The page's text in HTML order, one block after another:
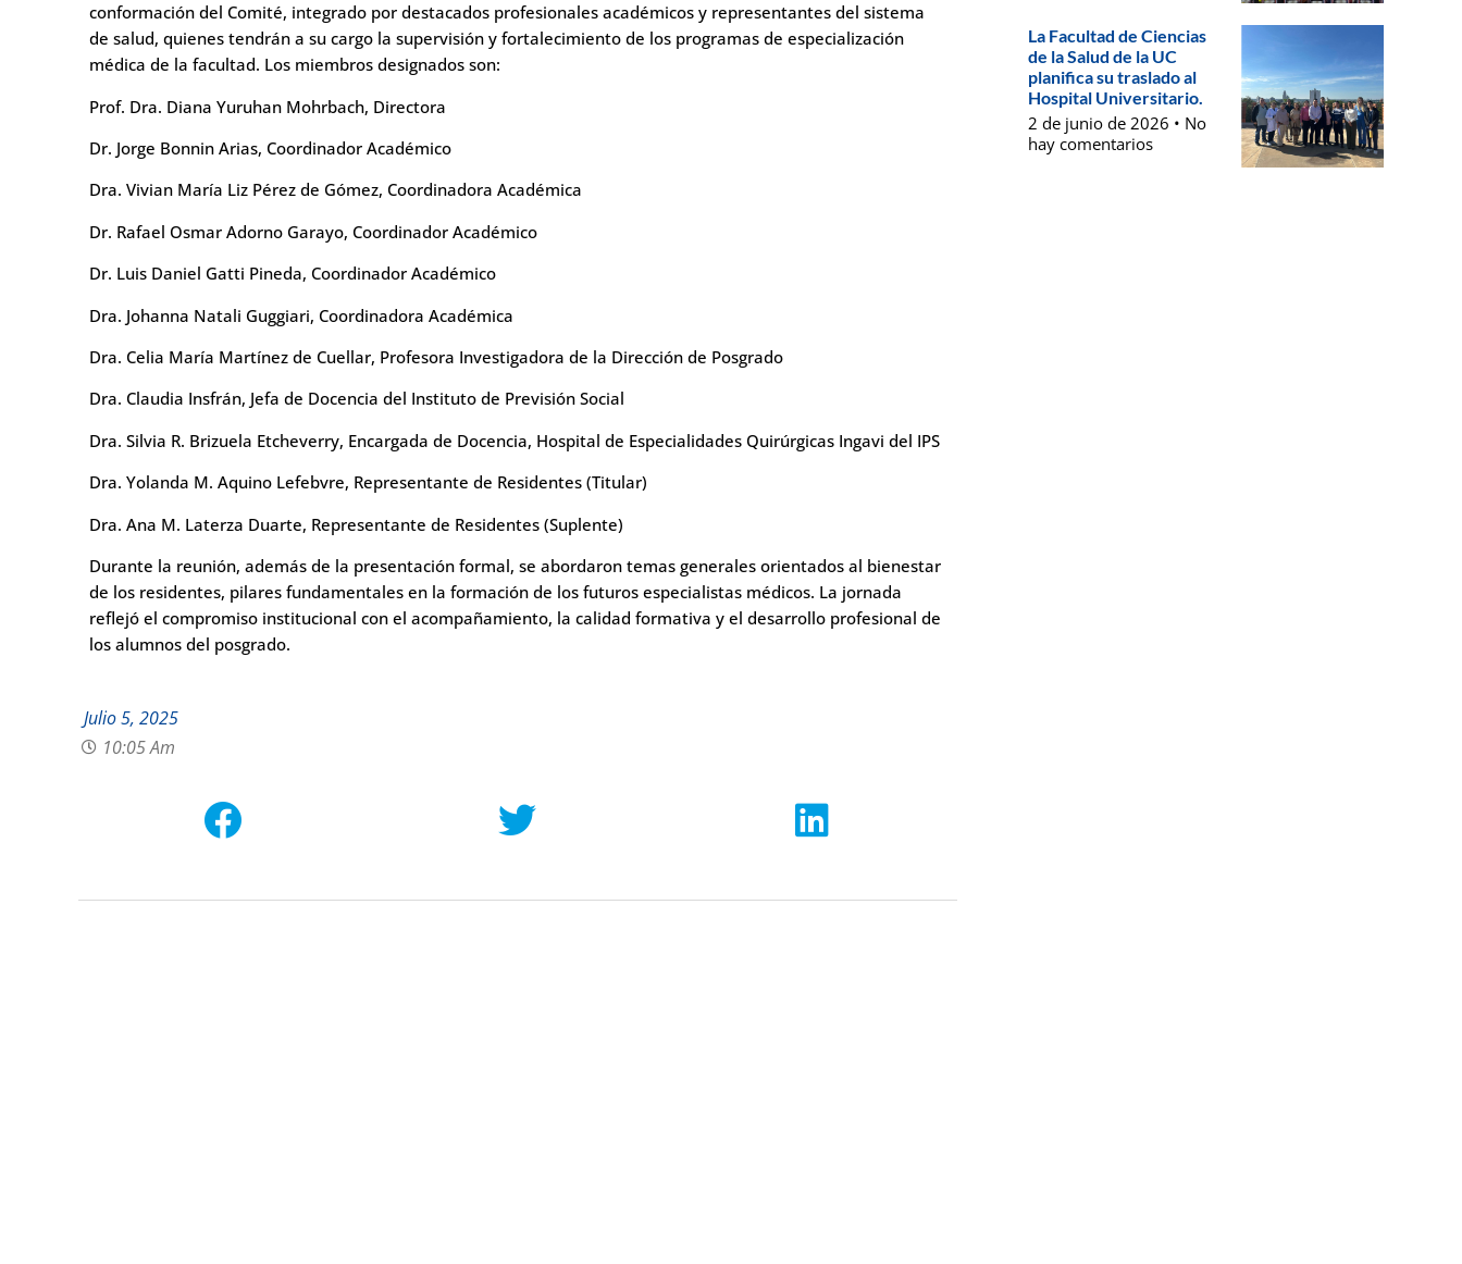
conformación del Comité, integrado por destacados profesionales académicos y representantes del sistema
de salud, quienes tendrán a su cargo la supervisión y fortalecimiento de los programas de especialización
médica de la facultad. Los miembros designados son:
Prof. Dra. Diana Yuruhan Mohrbach, Directora
Dr. Jorge Bonnin Arias, Coordinador Académico
Dra. Vivian María Liz Pérez de Gómez, Coordinadora Académica
Dr. Rafael Osmar Adorno Garayo, Coordinador Académico
Dr. Luis Daniel Gatti Pineda, Coordinador Académico
Dra. Johanna Natali Guggiari, Coordinadora Académica
Dra. Celia María Martínez de Cuellar, Profesora Investigadora de la Dirección de Posgrado
Dra. Claudia Insfrán, Jefa de Docencia del Instituto de Previsión Social
Dra. Silvia R. Brizuela Etcheverry, Encargada de Docencia, Hospital de Especialidades Quirúrgicas Ingavi del IPS
Dra. Yolanda M. Aquino Lefebvre, Representante de Residentes (Titular)
Dra. Ana M. Laterza Duarte, Representante de Residentes (Suplente)
Durante la reunión, además de la presentación formal, se abordaron temas generales orientados al bienestar
de los residentes, pilares fundamentales en la formación de los futuros especialistas médicos. La jornada
reflejó el compromiso institucional con el acompañamiento, la calidad formativa y el desarrollo profesional de
los alumnos del posgrado.
Julio 5, 2025
10:05 Am
La Facultad de Ciencias
de la Salud de la UC
planifica su traslado al
Hospital Universitario.
2 de junio de 2026
No
hay comentarios